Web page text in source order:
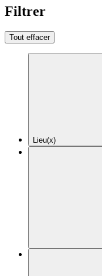
Filtrer
Tout effacer
Lieu(x)